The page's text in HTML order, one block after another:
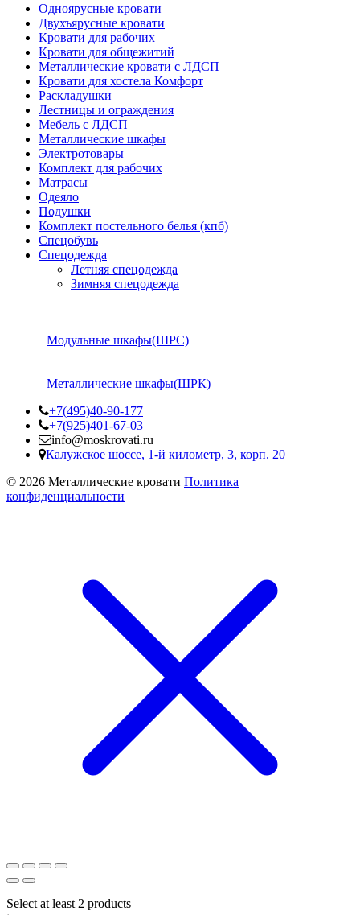
Одноярусные кровати
Двухъярусные кровати
Кровати для рабочих
Кровати для общежитий
Металлические кровати с ЛДСП
Кровати для хостела Комфорт
Раскладушки
Лестницы и ограждения
Мебель с ЛДСП
Металлические шкафы
Электротовары
Комплект для рабочих
Матрасы
Одеяло
Подушки
Комплект постельного белья (кпб)
Спецобувь
Спецодежда
Летняя спецодежда
Зимняя спецодежда
Модульные шкафы(ШРС)
Металлические шкафы(ШРК)
+7(495)40-90-177
+7(925)401-67-03
info@moskrovati.ru
Калужское шоссе, 1-й километр, 3, корп. 20
© 2026 Металлические кровати Политика
конфиденциальности
Select at least 2 products